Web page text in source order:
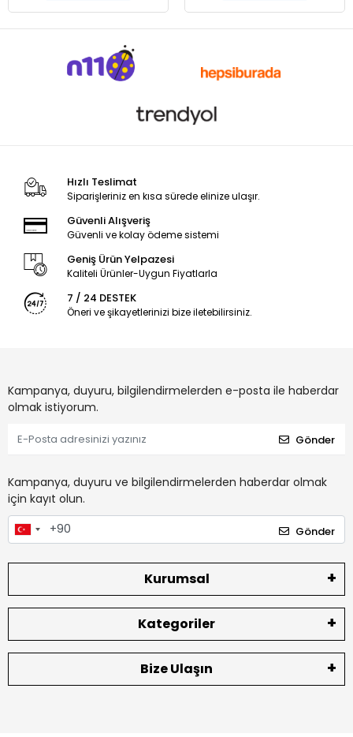
Hızlı Teslimat
Siparişleriniz en kısa sürede elinize ulaşır.
Güvenli Alışveriş
Güvenli ve kolay ödeme sistemi
Geniş Ürün Yelpazesi
Kaliteli Ürünler-Uygun Fiyatlarla
7 / 24 DESTEK
Öneri ve şikayetlerinizi bize iletebilirsiniz.
Kampanya, duyuru, bilgilendirmelerden e-posta ile haberdar
olmak istiyorum.
Gönder
Kampanya, duyuru ve bilgilendirmelerden haberdar olmak
için kayıt olun.
Gönder
Kurumsal
Kategoriler
Bize Ulaşın